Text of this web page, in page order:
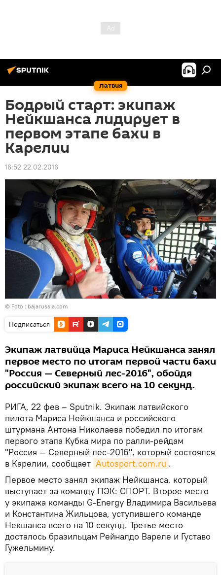
Латвия
Бодрый старт: экипаж
Нейкшанса лидирует в
первом этапе бахи в
Карелии
16:52 22.02.2016
© Foto : bajarussia.com
Подписаться
Экипаж латвийца Мариса Нейкшанса занял
первое место по итогам первой части бахи
"Россия — Северный лес-2016", обойдя
российский экипаж всего на 10 секунд.
РИГА, 22 фев – Sputnik. Экипаж латвийского
пилота Мариса Нейкшанса и российского
штурмана Антона Николаева победил по итогам
первого этапа Кубка мира по ралли-рейдам
"Россия — Северный лес-2016", который состоялся
в Карелии, сообщает Autosport.com.ru .
Первое место занял экипаж Нейкшанса, который
выступает за команду ПЭК: СПОРТ. Второе место
у экипажа команды G-Energy Владимира Васильева
и Константина Жильцова, уступившего команде
Некшанса всего на 10 секунд. Третье место
досталось бразильцам Рейналдо Вареле и Густаво
Гужельмину.